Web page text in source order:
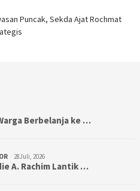
Puncak, Sekda Ajat Rochmat
Berbelanja ke …
28Juli, 2026
A. Rachim Lantik …